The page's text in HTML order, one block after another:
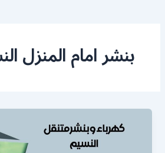
بنشر امام المنزل